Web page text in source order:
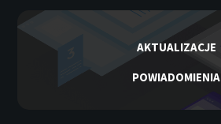
AKTUALIZACJE
POWIADOMIENIA